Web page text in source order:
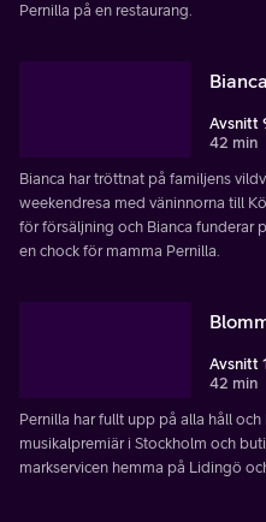
Pernilla på en restaurang.
Avsnitt
42 min
Bianca har tröttnat på familjens
weekendresa med väninnorna till
för försäljning och Bianca funderar
en chock för mamma Pernilla.
Avsnitt
42 min
Pernilla har fullt upp på alla håll och
musikalpremiär i Stockholm och
markservicen hemma på Lidingö